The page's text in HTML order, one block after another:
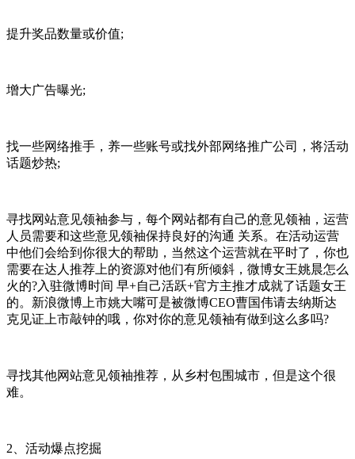
提升奖品数量或价值;
增大广告曝光;
找一些网络推手，养一些账号或找外部网络推广公司，将活动
话题炒热;
寻找网站意见领袖参与，每个网站都有自己的意见领袖，运营
人员需要和这些意见领袖保持良好的沟通 关系。在活动运营
中他们会给到你很大的帮助，当然这个运营就在平时了，你也
需要在达人推荐上的资源对他们有所倾斜，微博女王姚晨怎么
火的?入驻微博时间 早+自己活跃+官方主推才成就了话题女王
的。新浪微博上市姚大嘴可是被微博CEO曹国伟请去纳斯达
克见证上市敲钟的哦，你对你的意见领袖有做到这么多吗?
寻找其他网站意见领袖推荐，从乡村包围城市，但是这个很
难。
2、活动爆点挖掘